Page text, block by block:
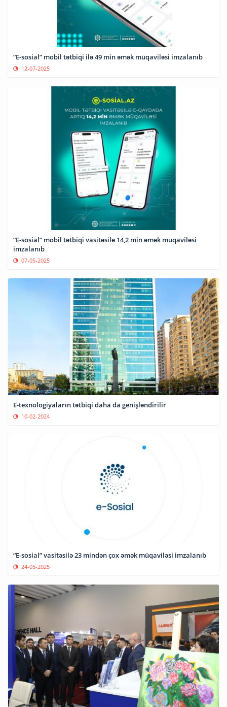
“E-sosial” mobil tətbiqi ilə 49 min əmək müqaviləsi imzalanıb
12-07-2025
“E-sosial” mobil tətbiqi vasitəsilə 14,2 min əmək müqaviləsi
imzalanıb
07-05-2025
E-texnologiyaların tətbiqi daha da genişləndirilir
10-02-2024
“E-sosial” vasitəsilə 23 mindən çox əmək müqaviləsi imzalanıb
24-05-2025